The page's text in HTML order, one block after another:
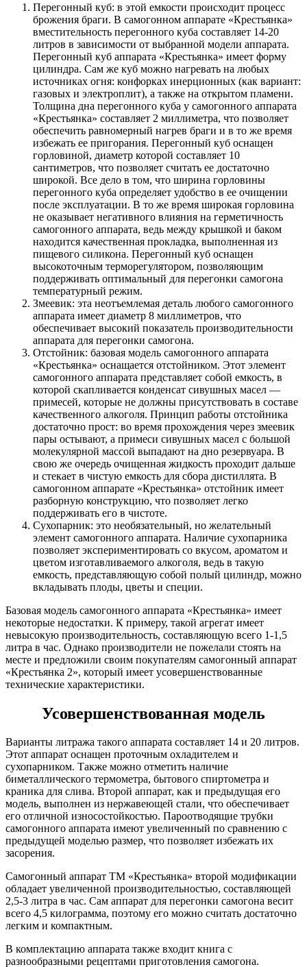
Перегонный куб: в этой емкости происходит процесс
брожения браги. В самогонном аппарате «Крестьянка»
вместительность перегонного куба составляет 14-20
литров в зависимости от выбранной модели аппарата.
Перегонный куб аппарата «Крестьянка» имеет форму
цилиндра. Сам же куб можно нагревать на любых
источниках огня: конфорках инерционных (как вариант:
газовых и электроплит), а также на открытом пламени.
Толщина дна перегонного куба у самогонного аппарата
«Крестьянка» составляет 2 миллиметра, что позволяет
обеспечить равномерный нагрев браги и в то же время
избежать ее пригорания. Перегонный куб оснащен
горловиной, диаметр которой составляет 10
сантиметров, что позволяет считать ее достаточно
широкой. Все дело в том, что ширина горловины
перегонного куба определяет удобство в ее очищении
после эксплуатации. В то же время широкая горловина
не оказывает негативного влияния на герметичность
самогонного аппарата, ведь между крышкой и баком
находится качественная прокладка, выполненная из
пищевого силикона. Перегонный куб оснащен
высокоточным терморегулятором, позволяющим
поддерживать оптимальный для перегонки самогона
температурный режим.
Змеевик: эта неотъемлемая деталь любого самогонного
аппарата имеет диаметр 8 миллиметров, что
обеспечивает высокий показатель производительности
аппарата для перегонки самогона.
Отстойник: базовая модель самогонного аппарата
«Крестьянка» оснащается отстойником. Этот элемент
самогонного аппарата представляет собой емкость, в
которой скапливается конденсат сивушных масел —
примесей, которые не должны присутствовать в составе
качественного алкоголя. Принцип работы отстойника
достаточно прост: во время прохождения через змеевик
пары остывают, а примеси сивушных масел с большой
молекулярной массой выпадают на дно резервуара. В
свою же очередь очищенная жидкость проходит дальше
и стекает в чистую емкость для сбора дистиллята. В
самогонном аппарате «Крестьянка» отстойник имеет
разборную конструкцию, что позволяет легко
поддерживать его в чистоте.
Сухопарник: это необязательный, но желательный
элемент самогонного аппарата. Наличие сухопарника
позволяет экспериментировать со вкусом, ароматом и
цветом изготавливаемого алкоголя, ведь в такую
емкость, представляющую собой полый цилиндр, можно
вкладывать плоды, цветы и специи.
Базовая модель самогонного аппарата «Крестьянка» имеет
некоторые недостатки. К примеру, такой агрегат имеет
невысокую производительность, составляющую всего 1-1,5
литра в час. Однако производители не пожелали стоять на
месте и предложили своим покупателям самогонный аппарат
«Крестьянка 2», который имеет усовершенствованные
технические характеристики.
Усовершенствованная модель
Варианты литража такого аппарата составляет 14 и 20 литров.
Этот аппарат оснащен проточным охладителем и
сухопарником. Также можно отметить наличие
биметаллического термометра, бытового спиртометра и
краника для слива. Второй аппарат, как и предыдущая его
модель, выполнен из нержавеющей стали, что обеспечивает
его отличной износостойкостью. Пароотводящие трубки
самогонного аппарата имеют увеличенный по сравнению с
предыдущей моделью размер, что позволяет избежать их
засорения.
Самогонный аппарат ТМ «Крестьянка» второй модификации
обладает увеличенной производительностью, составляющей
2,5-3 литра в час. Сам аппарат для перегонки самогона весит
всего 4,5 килограмма, поэтому его можно считать достаточно
легким и компактным.
В комплектацию аппарата также входит книга с
разнообразными рецептами приготовления самогона.